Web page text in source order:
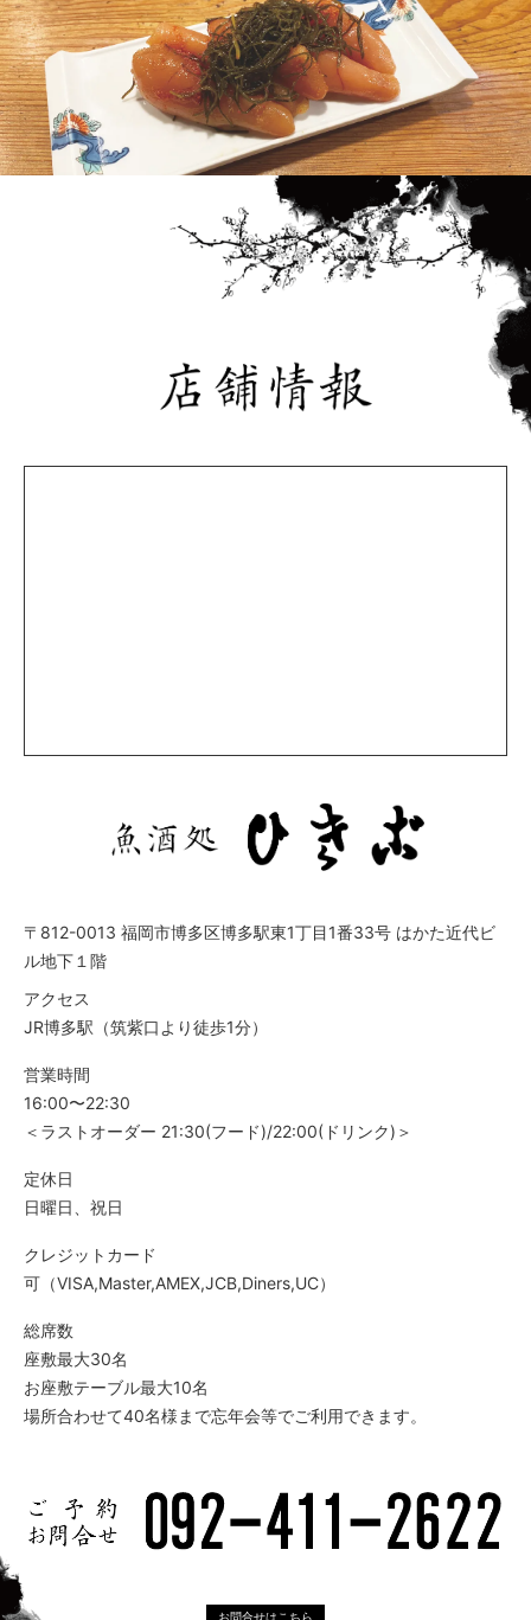
〒812-0013 福岡市博多区博多駅東1丁目1番33号 はかた近代ビ
ル地下１階
アクセス
JR博多駅（筑紫口より徒歩1分）
営業時間
16:00〜22:30
＜ラストオーダー 21:30(フード)/22:00(ドリンク)＞
定休日
日曜日、祝日
クレジットカード
可（VISA,Master,AMEX,JCB,Diners,UC）
総席数
座敷最大30名
お座敷テーブル最大10名
場所合わせて40名様まで忘年会等でご利用できます。
お問合せはこちら